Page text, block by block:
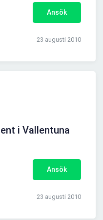
Ansök
23 augusti 2010
i Vallentuna
Ansök
23 augusti 2010